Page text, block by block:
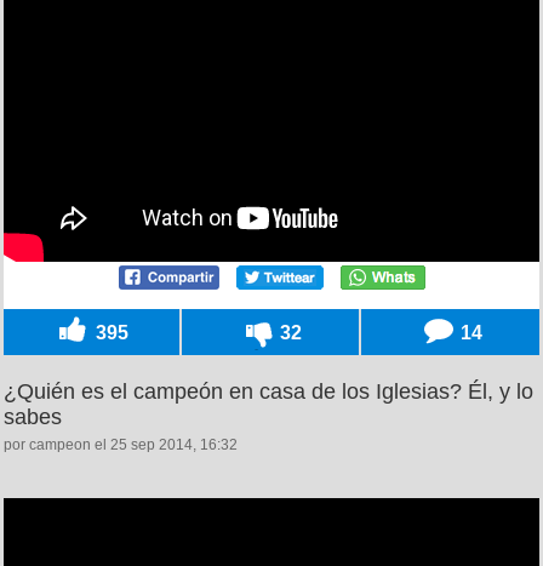
395 32 14
¿Quién es el campeón en casa de los Iglesias? Él, y lo
sabes
por campeon el 25 sep 2014, 16:32